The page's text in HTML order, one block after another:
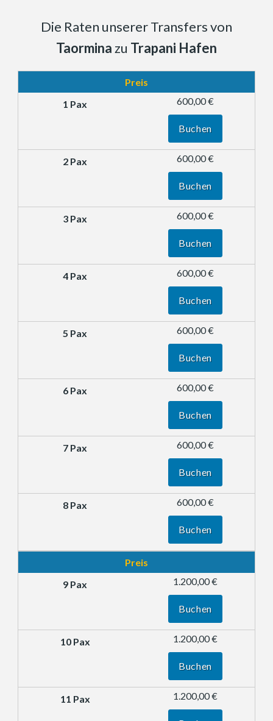
Die Raten unserer Transfers von
Taormina zu Trapani Hafen
Preis
600,00 €
Buchen
600,00 €
Buchen
600,00 €
Buchen
600,00 €
Buchen
600,00 €
Buchen
600,00 €
Buchen
600,00 €
Buchen
600,00 €
Buchen
Preis
1.200,00 €
Buchen
1.200,00 €
Buchen
1.200,00 €